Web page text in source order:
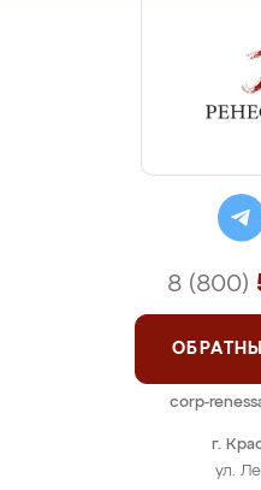
г.
ул.
8 (800)
corp-